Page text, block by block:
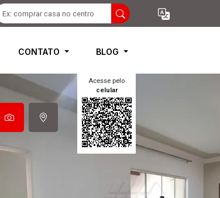
CONTATO BLOG
Acesse pelo
celular